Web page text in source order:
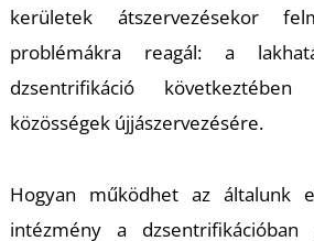
kerületek átszervezésekor
problémákra reagál: a
dzsentrifikáció
közösségek újjászervezésére.
Hogyan működhet az általunk
intézmény a dzsentrifikációban